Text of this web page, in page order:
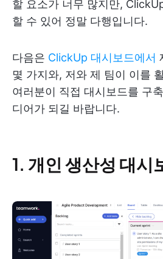
할 요소가 너무 많지만,
할 수 있어 정말 다행입니다.
다음은 ClickUp 대시보드에서
몇 가지와, 저와 제 팀이 이를
여러분이 직접 대시보드를 구
디어가 되길 바랍니다.
1. 개인 생산성 대시